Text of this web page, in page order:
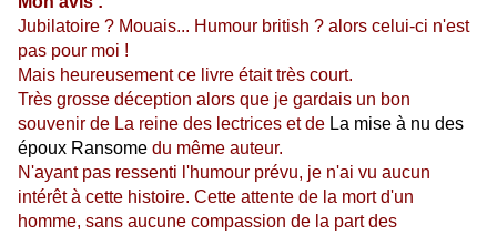
Jubilatoire ? Mouais... Humour british ? alors celui-ci n'est
pas pour moi !
Mais heureusement ce livre était très court.
Très grosse déception alors que je gardais un bon
souvenir de La reine des lectrices et de La mise à nu des
époux Ransome du même auteur.
N'ayant pas ressenti l'humour prévu, je n'ai vu aucun
intérêt à cette histoire. Cette attente de la mort d'un
homme, sans aucune compassion de la part des